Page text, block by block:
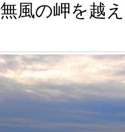
無風の岬を越